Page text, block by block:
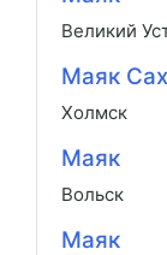
Великий
Маяк
Холмск
Маяк
Вольск
Маяк